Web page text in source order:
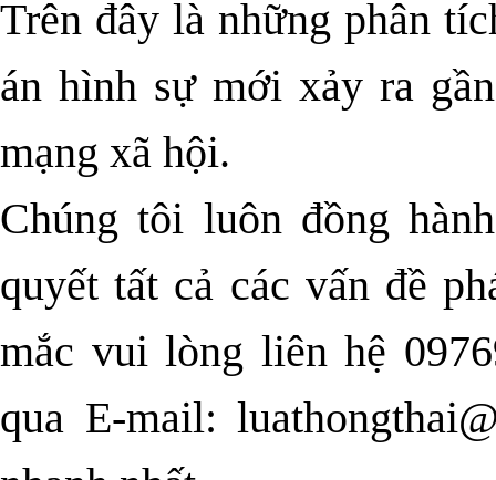
Trên đây là những phân
án hình sự mới xảy ra
mạng xã hội.
Chúng tôi luôn đồng
quyết tất cả các vấn đề
mắc vui lòng liên hệ
qua E-mail: